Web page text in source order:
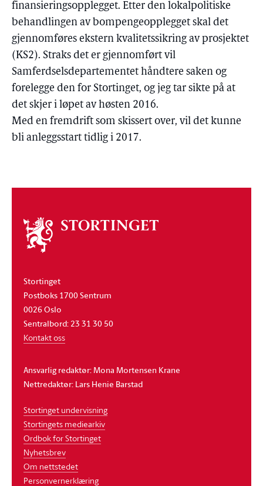
finansieringsopplegget. Etter den lokalpolitiske
behandlingen av bompengeopplegget skal det
gjennomføres ekstern kvalitetssikring av prosjektet
(KS2). Straks det er gjennomført vil
Samferdselsdepartementet håndtere saken og
forelegge den for Stortinget, og jeg tar sikte på at
det skjer i løpet av høsten 2016.
Med en fremdrift som skissert over, vil det kunne
bli anleggsstart tidlig i 2017.
Om
stortinget
Stortinget
Postboks 1700 Sentrum
0026 Oslo
Sentralbord: 23 31 30 50
Kontakt oss
Ansvarlig redaktør: Mona Mortensen Krane
Nettredaktør: Lars Henie Barstad
Stortinget undervisning
Stortingets mediearkiv
Ordbok for Stortinget
Nyhetsbrev
Om nettstedet
Personvernerklæring